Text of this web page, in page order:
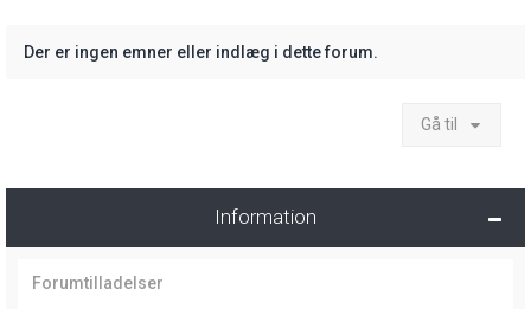
Der er ingen emner eller indlæg i dette forum.
Gå til
Information
Forumtilladelser